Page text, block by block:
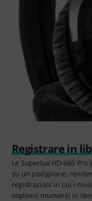
Registrare in
Le Superlux HD-660
su un padiglione,
registrazioni in cui i
vogliono muoversi in